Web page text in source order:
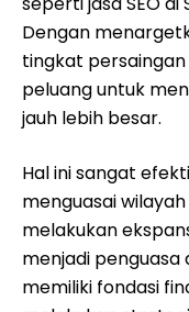
Dengan
tingkat
peluang untuk
jauh lebih besar.
Hal ini sangat
menguasai
melakukan
menjadi penguasa
memiliki fondasi